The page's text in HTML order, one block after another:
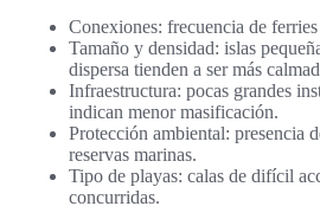
Conexiones: frecuencia de
Tamaño y densidad: islas
dispersa tienden a ser más
Infraestructura: pocas grandes
indican menor masificación.
Protección ambiental: presencia
reservas marinas.
Tipo de playas: calas de difícil
concurridas.